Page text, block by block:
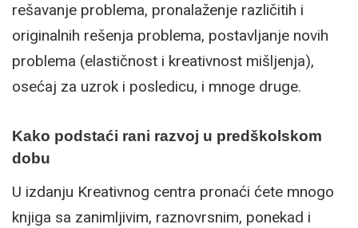
rešavanje problema, pronalaženje različitih i
originalnih rešenja problema, postavljanje novih
problema (elastičnost i kreativnost mišljenja),
osećaj za uzrok i posledicu, i mnoge druge.
Kako podstaći rani razvoj u predškolskom
dobu
U izdanju Kreativnog centra pronaći ćete mnogo
knjiga sa zanimljivim, raznovrsnim, ponekad i